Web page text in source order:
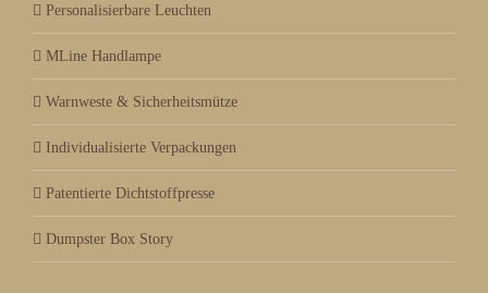
Personalisierbare Leuchten
MLine Handlampe
Warnweste & Sicherheitsmütze
Individualisierte Verpackungen
Patentierte Dichtstoffpresse
Dumpster Box Story